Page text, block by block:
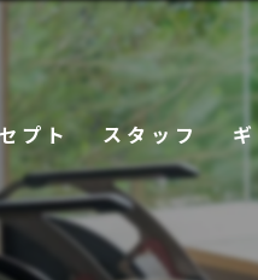
プト スタッフ